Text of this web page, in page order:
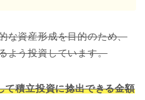
な資産形成を目的のため、
よう投資しています。
て積立投資に捻出できる金額